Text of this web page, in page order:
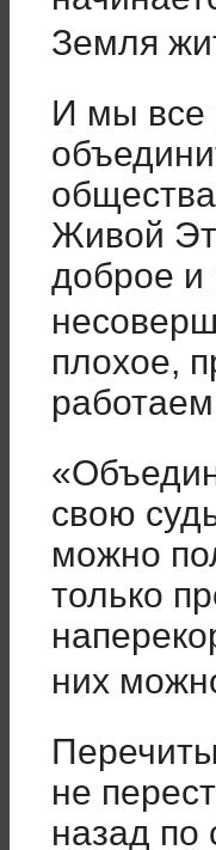
Земля
И мы все
Живой
доброе и
плохое,
свою
можно
только
них
не
назад по